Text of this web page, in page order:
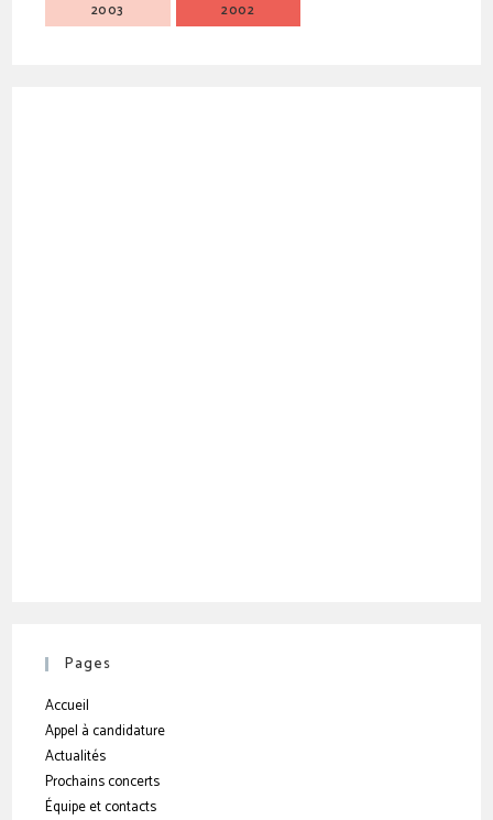
2003
2002
Pages
Accueil
Appel à candidature
Actualités
Prochains concerts
Équipe et contacts